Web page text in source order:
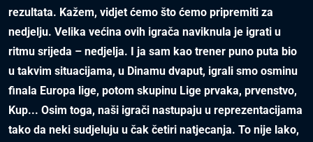
rezultata. Kažem, vidjet ćemo što ćemo pripremiti za
nedjelju. Velika većina ovih igrača naviknula je igrati u
ritmu srijeda – nedjelja. I ja sam kao trener puno puta bio
u takvim situacijama, u Dinamu dvaput, igrali smo osminu
finala Europa lige, potom skupinu Lige prvaka, prvenstvo,
Kup... Osim toga, naši igrači nastupaju u reprezentacijama
tako da neki sudjeluju u čak četiri natjecanja. To nije lako,